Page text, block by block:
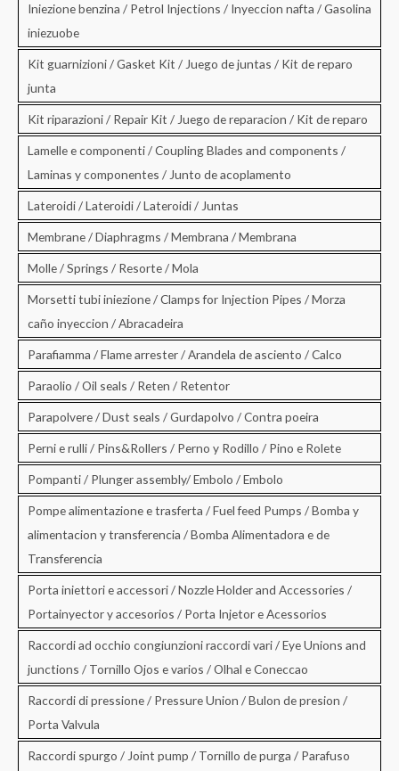
Iniezione benzina / Petrol Injections / Inyeccion nafta / Gasolina
iniezuobe
Kit guarnizioni / Gasket Kit / Juego de juntas / Kit de reparo
junta
Kit riparazioni / Repair Kit / Juego de reparacion / Kit de reparo
Lamelle e componenti / Coupling Blades and components /
Laminas y componentes / Junto de acoplamento
Lateroidi / Lateroidi / Lateroidi / Juntas
Membrane / Diaphragms / Membrana / Membrana
Molle / Springs / Resorte / Mola
Morsetti tubi iniezione / Clamps for Injection Pipes / Morza
caño inyeccion / Abracadeira
Parafiamma / Flame arrester / Arandela de asciento / Calco
Paraolio / Oil seals / Reten / Retentor
Parapolvere / Dust seals / Gurdapolvo / Contra poeira
Perni e rulli / Pins&Rollers / Perno y Rodillo / Pino e Rolete
Pompanti / Plunger assembly/ Embolo / Embolo
Pompe alimentazione e trasferta / Fuel feed Pumps / Bomba y
alimentacion y transferencia / Bomba Alimentadora e de
Transferencia
Porta iniettori e accessori / Nozzle Holder and Accessories /
Portainyector y accesorios / Porta Injetor e Acessorios
Raccordi ad occhio congiunzioni raccordi vari / Eye Unions and
junctions / Tornillo Ojos e varios / Olhal e Coneccao
Raccordi di pressione / Pressure Union / Bulon de presion /
Porta Valvula
Raccordi spurgo / Joint pump / Tornillo de purga / Parafuso